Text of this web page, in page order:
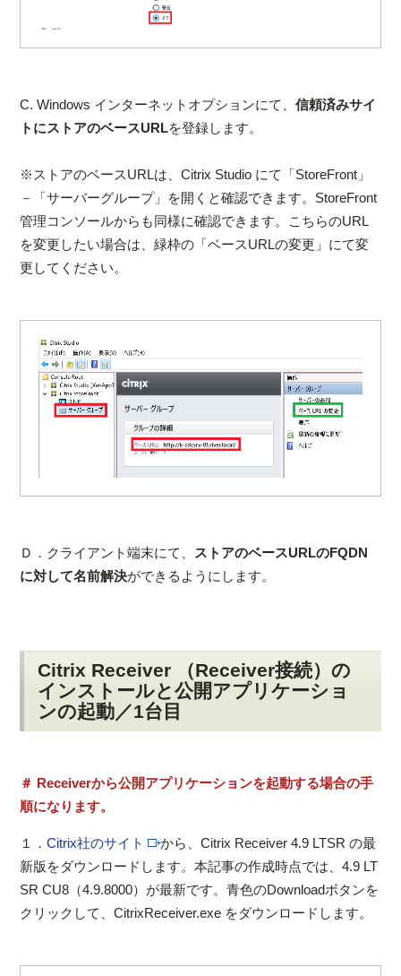
C. Windows インターネットオプションにて、信頼済みサイ
トにストアのベースURLを登録します。
※ストアのベースURLは、Citrix Studio にて「StoreFront」
－「サーバーグループ」を開くと確認できます。StoreFront
管理コンソールからも同様に確認できます。こちらのURL
を変更したい場合は、緑枠の「ベースURLの変更」にて変
更してください。
Ｄ．クライアント端末にて、 ストアのベースURLのFQDN
に対して名前解決ができるようにします。
Citrix Receiver （Receiver接続）の
インストールと公開アプリケーショ
ンの起動／1台目
＃ Receiverから公開アプリケーションを起動する場合の手
順になります。
１．Citrix社のサイト
から、Citrix Receiver 4.9 LTSR の最
新版をダウンロードします。本記事の作成時点では、4.9 LT
SR CU8（4.9.8000）が最新です。青色のDownloadボタンを
クリックして、CitrixReceiver.exe をダウンロードします。